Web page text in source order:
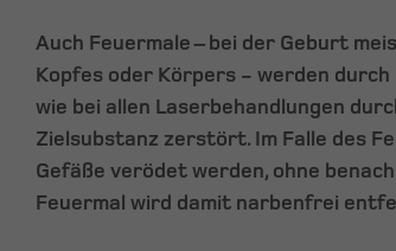
Auch Feuermale – bei der Geburt
Kopfes oder Körpers - werden
wie bei allen Laserbehandlungen
Zielsubstanz zerstört. Im Falle des
Gefäße verödet werden, ohne
Feuermal wird damit narbenfrei